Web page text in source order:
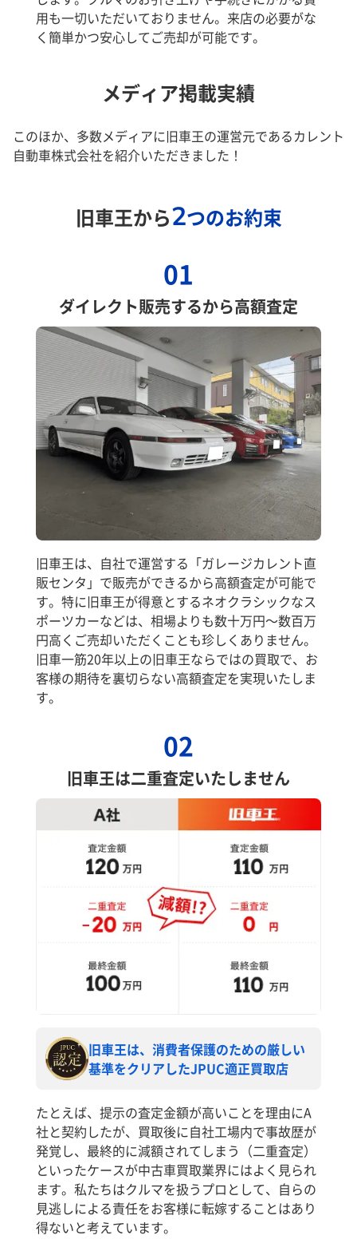
用も一切いただいておりません。来店の必要がな
く簡単かつ安心してご売却が可能です。
メディア掲載実績
このほか、多数メディアに旧車王の運営元であるカレント
自動車株式会社を紹介いただきました！
旧車王から2つのお約束
01
ダイレクト販売するから高額査定
旧車王は、自社で運営する「ガレージカレント直
販センタ」で販売ができるから高額査定が可能で
す。特に旧車王が得意とするネオクラシックなス
ポーツカーなどは、相場よりも数十万円～数百万
円高くご売却いただくことも珍しくありません。
旧車一筋20年以上の旧車王ならではの買取で、お
客様の期待を裏切らない高額査定を実現いたしま
す。
02
旧車王は二重査定いたしません
旧車王は、消費者保護のための厳しい
基準をクリアしたJPUC適正買取店
たとえば、提示の査定金額が高いことを理由にA
社と契約したが、買取後に自社工場内で事故歴が
発覚し、最終的に減額されてしまう（二重査定）
といったケースが中古車買取業界にはよく見られ
ます。私たちはクルマを扱うプロとして、自らの
見逃しによる責任をお客様に転嫁することはあり
得ないと考えています。